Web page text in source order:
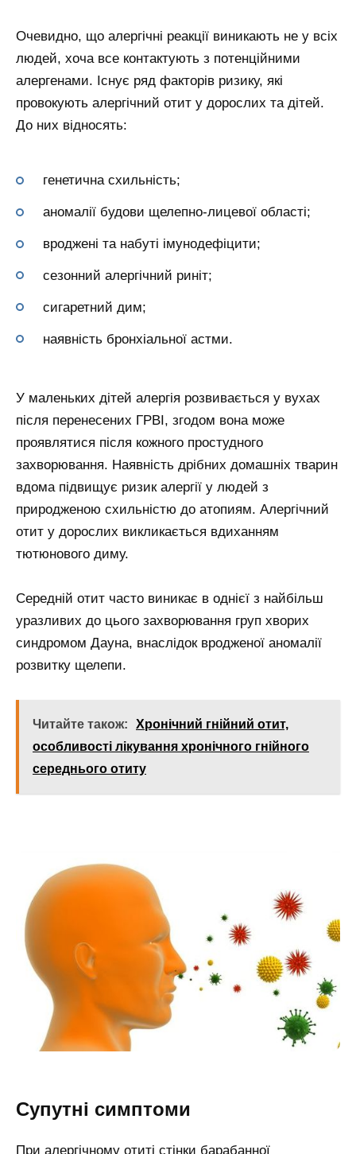
Очевидно, що алергічні реакції виникають не у всіх
людей, хоча все контактують з потенційними
алергенами. Існує ряд факторів ризику, які
провокують алергічний отит у дорослих та дітей.
До них відносять:
генетична схильність;
аномалії будови щелепно-лицевої області;
вроджені та набуті імунодефіцити;
сезонний алергічний риніт;
сигаретний дим;
наявність бронхіальної астми.
У маленьких дітей алергія розвивається у вухах
після перенесених ГРВІ, згодом вона може
проявлятися після кожного простудного
захворювання. Наявність дрібних домашніх тварин
вдома підвищує ризик алергії у людей з
природженою схильністю до атопиям. Алергічний
отит у дорослих викликається вдиханням
тютюнового диму.
Середній отит часто виникає в однієї з найбільш
уразливих до цього захворювання груп хворих
синдромом Дауна, внаслідок вродженої аномалії
розвитку щелепи.
Читайте також:
Хронічний гнійний отит,
особливості лікування хронічного гнійного
середнього отиту
Супутні симптоми
При алергічному отиті стінки барабанної